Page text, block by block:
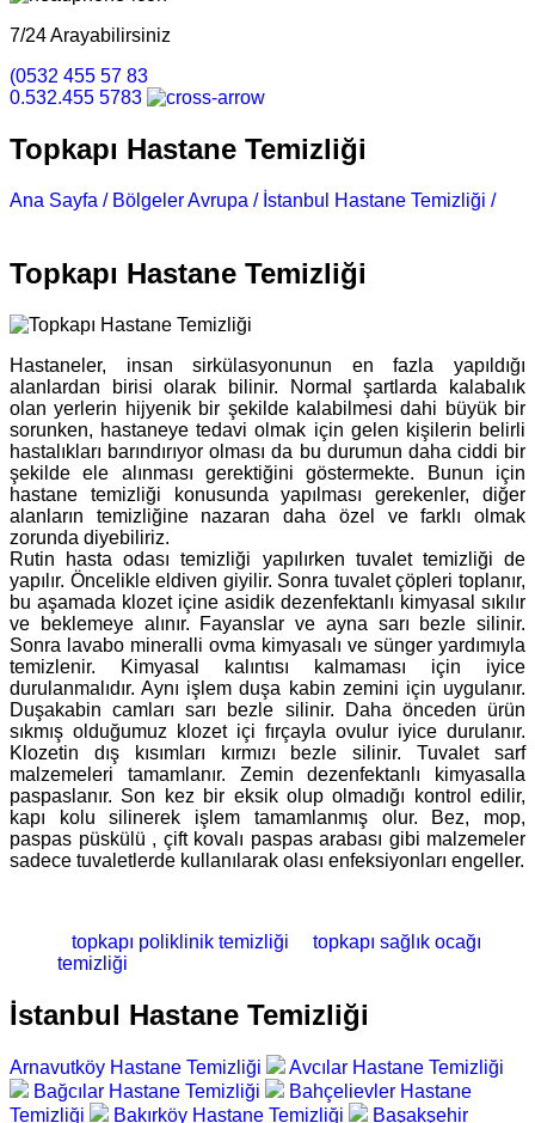
7/24 Arayabilirsiniz
(0532 455 57 83
0.532.455 5783
Topkapı Hastane Temizliği
Ana Sayfa / Bölgeler Avrupa / İstanbul Hastane Temizliği /
Topkapı Hastane Temizliği
Hastaneler, insan sirkülasyonunun en fazla yapıldığı
alanlardan birisi olarak bilinir. Normal şartlarda kalabalık
olan yerlerin hijyenik bir şekilde kalabilmesi dahi büyük bir
sorunken, hastaneye tedavi olmak için gelen kişilerin belirli
hastalıkları barındırıyor olması da bu durumun daha ciddi bir
şekilde ele alınması gerektiğini göstermekte. Bunun için
hastane temizliği konusunda yapılması gerekenler, diğer
alanların temizliğine nazaran daha özel ve farklı olmak
zorunda diyebiliriz.
Rutin hasta odası temizliği yapılırken tuvalet temizliği de
yapılır. Öncelikle eldiven giyilir. Sonra tuvalet çöpleri toplanır,
bu aşamada klozet içine asidik dezenfektanlı kimyasal sıkılır
ve beklemeye alınır. Fayanslar ve ayna sarı bezle silinir.
Sonra lavabo mineralli ovma kimyasalı ve sünger yardımıyla
temizlenir. Kimyasal kalıntısı kalmaması için iyice
durulanmalıdır. Aynı işlem duşa kabin zemini için uygulanır.
Duşakabin camları sarı bezle silinir. Daha önceden ürün
sıkmış olduğumuz klozet içi fırçayla ovulur iyice durulanır.
Klozetin dış kısımları kırmızı bezle silinir. Tuvalet sarf
malzemeleri tamamlanır. Zemin dezenfektanlı kimyasalla
paspaslanır. Son kez bir eksik olup olmadığı kontrol edilir,
kapı kolu silinerek işlem tamamlanmış olur. Bez, mop,
paspas püskülü , çift kovalı paspas arabası gibi malzemeler
sadece tuvaletlerde kullanılarak olası enfeksiyonları engeller.
topkapı poliklinik temizliği
topkapı sağlık ocağı
temizliği
İstanbul Hastane Temizliği
Arnavutköy Hastane Temizliği
Avcılar Hastane Temizliği
Bağcılar Hastane Temizliği
Bahçelievler Hastane
Temizliği
Bakırköy Hastane Temizliği Başakşehir